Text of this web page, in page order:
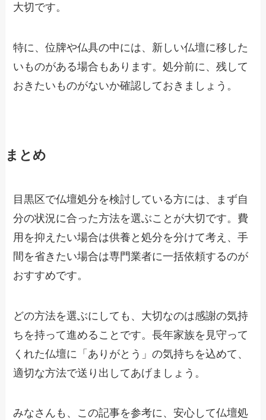
大切です。
特に、位牌や仏具の中には、新しい仏壇に移した
いものがある場合もあります。処分前に、残して
おきたいものがないか確認しておきましょう。
まとめ
目黒区で仏壇処分を検討している方には、まず自
分の状況に合った方法を選ぶことが大切です。費
用を抑えたい場合は供養と処分を分けて考え、手
間を省きたい場合は専門業者に一括依頼するのが
おすすめです。
どの方法を選ぶにしても、大切なのは感謝の気持
ちを持って進めることです。長年家族を見守って
くれた仏壇に「ありがとう」の気持ちを込めて、
適切な方法で送り出してあげましょう。
みなさんも、この記事を参考に、安心して仏壇処